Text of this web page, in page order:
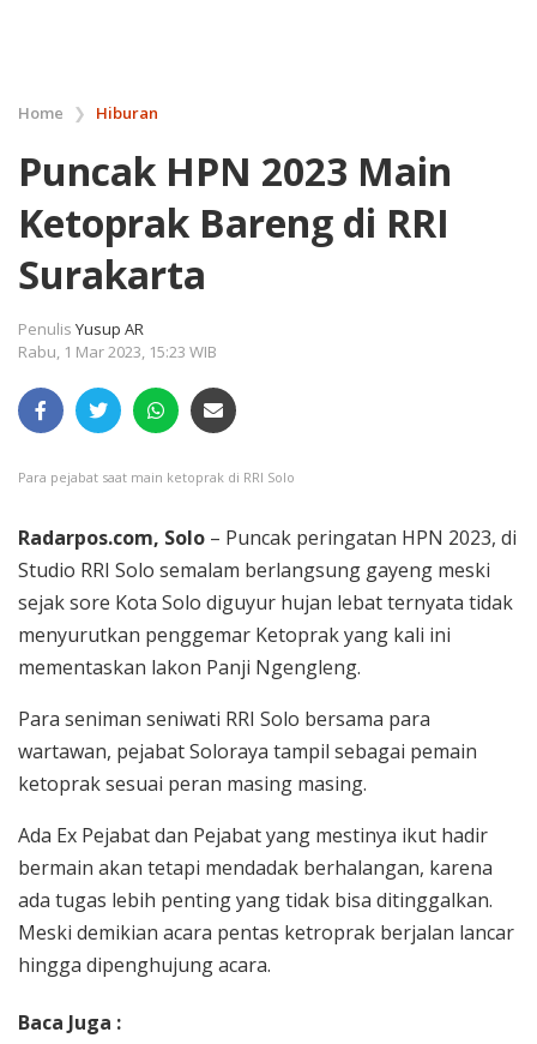
Home ❯ Hiburan
Puncak HPN 2023 Main
Ketoprak Bareng di RRI
Surakarta
Penulis Yusup AR
Rabu, 1 Mar 2023, 15:23 WIB
Para pejabat saat main ketoprak di RRI Solo
Radarpos.com, Solo – Puncak peringatan HPN 2023, di
Studio RRI Solo semalam berlangsung gayeng meski
sejak sore Kota Solo diguyur hujan lebat ternyata tidak
menyurutkan penggemar Ketoprak yang kali ini
mementaskan lakon Panji Ngengleng.
Para seniman seniwati RRI Solo bersama para
wartawan, pejabat Soloraya tampil sebagai pemain
ketoprak sesuai peran masing masing.
Ada Ex Pejabat dan Pejabat yang mestinya ikut hadir
bermain akan tetapi mendadak berhalangan, karena
ada tugas lebih penting yang tidak bisa ditinggalkan.
Meski demikian acara pentas ketroprak berjalan lancar
hingga dipenghujung acara.
Baca Juga :